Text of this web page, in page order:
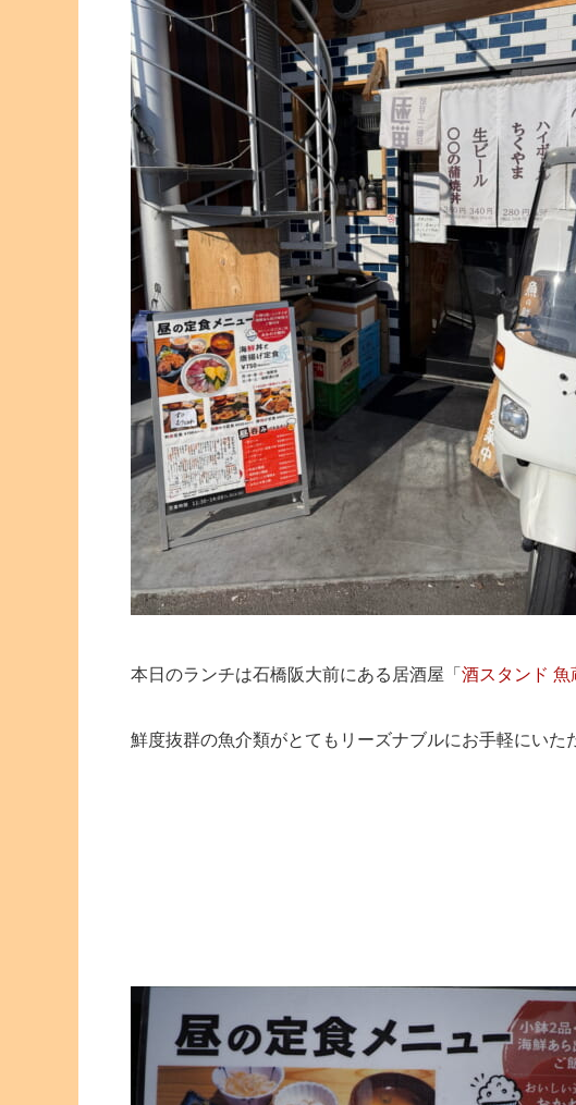
本日のランチは石橋阪大前にある居酒屋「 酒スタンド 魚
鮮度抜群の魚介類がとてもリーズナブルにお手軽にいた